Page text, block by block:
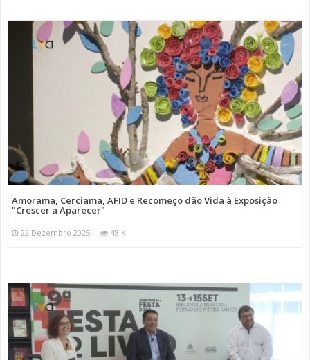
Amorama, Cerciama, AFID e Recomeço dão Vida à Exposição
"Crescer a Aparecer"
22 Dezembro 2025 48 K